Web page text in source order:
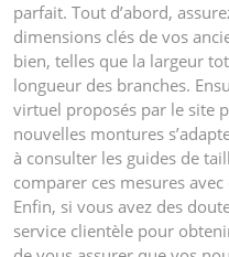
parfait. Tout d’abord,
dimensions clés de vos
bien, telles que la largeur
longueur des branches.
virtuel proposés par le site
nouvelles montures
à consulter les guides de
comparer ces mesures
Enfin, si vous avez des
service clientèle pour